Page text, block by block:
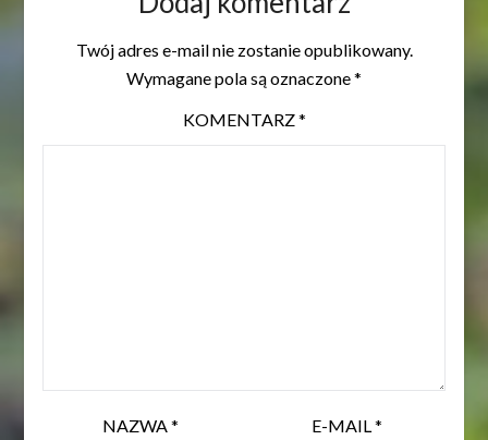
Twój adres e-mail nie zostanie opublikowany.
Wymagane pola są oznaczone*
KOMENTARZ*
NAZWA* E-MAIL*